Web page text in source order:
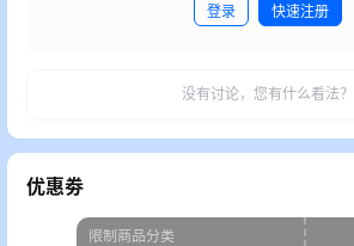
登录 快速注册
没有讨论，您有什么看法？
优惠劵
限制商品分类